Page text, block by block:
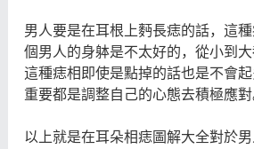
男人要是在耳根上麪長痣的話，這
個男人的身躰是不太好的，從小到大
這種痣相即使是點掉的話也是不會
重要都是調整自己的心態去積極應對
以上就是在耳朵相痣圖解大全對於